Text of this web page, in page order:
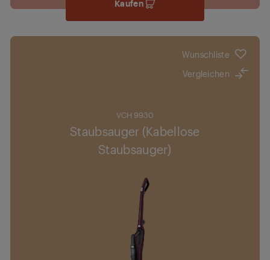
Kaufen
Wunschliste
Vergleichen
VCH 9930
Staubsauger (Kabellose
Staubsauger)